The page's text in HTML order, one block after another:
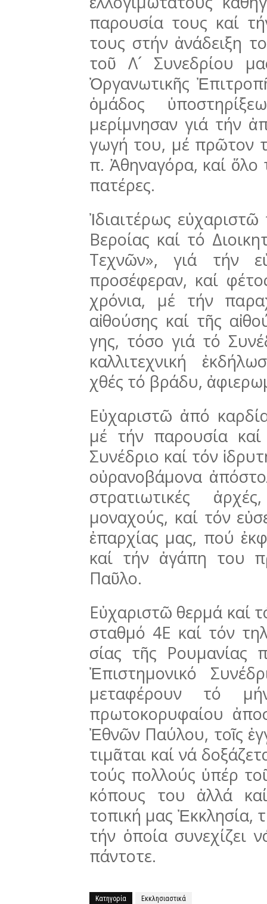
παρουσία τους καί
τους στήν ἀνά­δειξη
τοῦ Λ´ Συνεδρίου
Ὀργανωτικῆς
ὁμάδος
μερίμνησαν γιά τήν
γωγή του, μέ πρῶτον
π. Ἀθηναγόρα, καί ὅλο
πατέρες.
Ἰδιαιτέρως
Βεροίας καί τό
Τεχνῶν», γιά τήν
προσέφεραν, καί
χρόνια, μέ τήν
αἰθούσης καί τῆς
γης, τόσο γιά τό
καλλιτεχνική
χθές τό βράδυ,
Εὐχαριστῶ ἀπό
μέ τήν παρουσία
Συνέδριο καί τόν
οὐρανοβάμονα
στρα­τιωτικές
μοναχούς, καί τόν
ἐπαρχίας μας, πού
καί τήν ἀγάπη του
Παῦλο.
Εὐχαριστῶ θερμά καί
σταθμό 4Ε καί τόν
σίας τῆς Ρουμανίας
Ἐπιστη­μονικό
μεταφέρουν τό
πρωτοκορυφαίου
Ἐθνῶν Παύ­λου, τοῖς
τιμᾶται καί νά
τούς πολλούς ὑπέρ
κόπους του ἀλλά
τοπική μας Ἐκκλησία,
τήν ὁποία συνεχίζει
πάντοτε.
Κατηγορία Εκκλησιαστικά